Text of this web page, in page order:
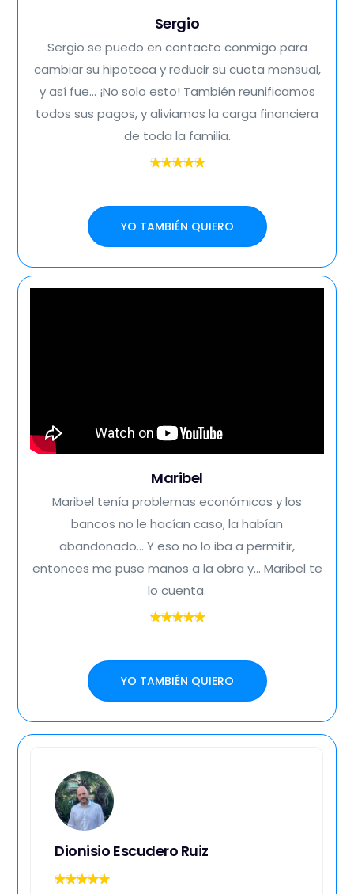
Sergio
Sergio se puedo en contacto conmigo para
cambiar su hipoteca y reducir su cuota mensual,
y así fue... ¡No solo esto! También reunificamos
todos sus pagos, y aliviamos la carga financiera
de toda la familia.
YO TAMBIÉN QUIERO
Maribel
Maribel tenía problemas económicos y los
bancos no le hacían caso, la habían
abandonado... Y eso no lo iba a permitir,
entonces me puse manos a la obra y... Maribel te
lo cuenta.
YO TAMBIÉN QUIERO
Dionisio Escudero Ruiz